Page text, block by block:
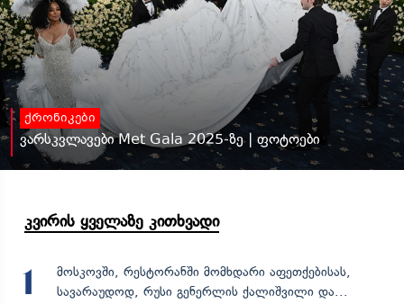
ქრონიკები
ვარსკვლავები Met Gala 2025-ზე | ფოტოები
კვირის ყველაზე კითხვადი
1
მოსკოვში, რესტორანში მომხდარი აფეთქებისას,
სავარაუდოდ, რუსი გენერლის ქალიშვილი და...